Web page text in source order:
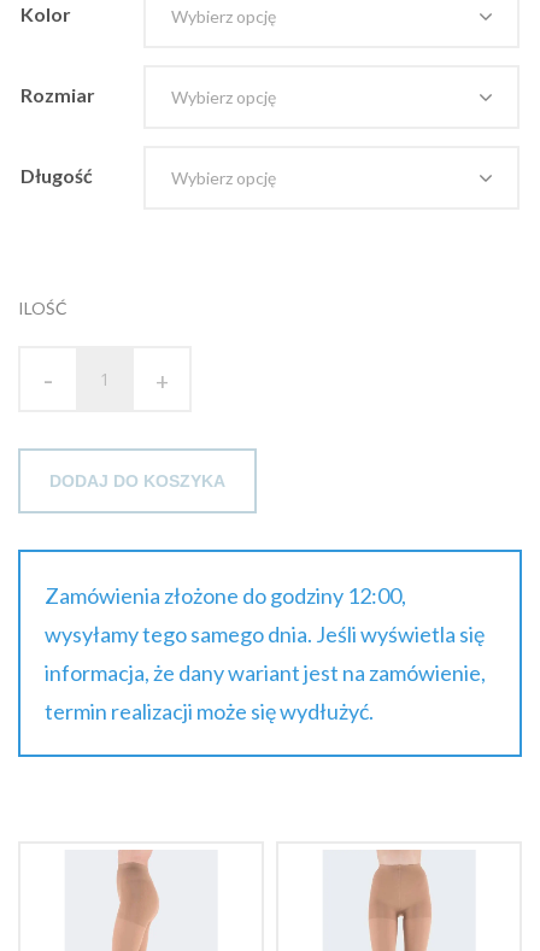
Kolor
Rozmiar
Długość
ILOŚĆ
- +
DODAJ DO KOSZYKA
Zamówienia złożone do godziny 12:00,
wysyłamy tego samego dnia. Jeśli wyświetla się
informacja, że dany wariant jest na zamówienie,
termin realizacji może się wydłużyć.